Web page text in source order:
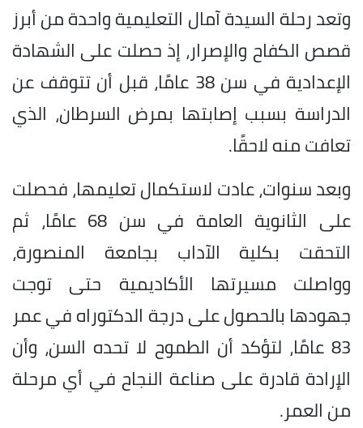
وتعد رحلة السيدة آمال التعليمية واحدة من أبرز
قصص الكفاح والإصرار، إذ حصلت على الشهادة
الإعدادية في سن 38 عامًا، قبل أن تتوقف عن
الدراسة بسبب إصابتها بمرض السرطان، الذي
تعافت منه لاحقًا.
وبعد سنوات، عادت لاستكمال تعليمها، فحصلت
على الثانوية العامة في سن 68 عامًا، ثم
التحقت بكلية الآداب بجامعة المنصورة،
وواصلت مسيرتها الأكاديمية حتى توجت
جهودها بالحصول على درجة الدكتوراه في عمر
83 عامًا، لتؤكد أن الطموح لا تحده السن، وأن
الإرادة قادرة على صناعة النجاح في أي مرحلة
من العمر.